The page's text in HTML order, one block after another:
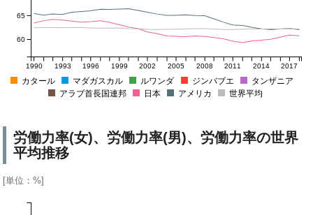
1990 1993 1996 1999 2002 2005 2008 2011 2014 2017
60
65
カタール マダガスカル ルワンダ ジンバブエ
タンザニア
アラブ首長国連邦
日本 アメリカ 世界平均
労働力率(女)、労働力率(男)、労働力率の世界
平均推移
[単位：%]